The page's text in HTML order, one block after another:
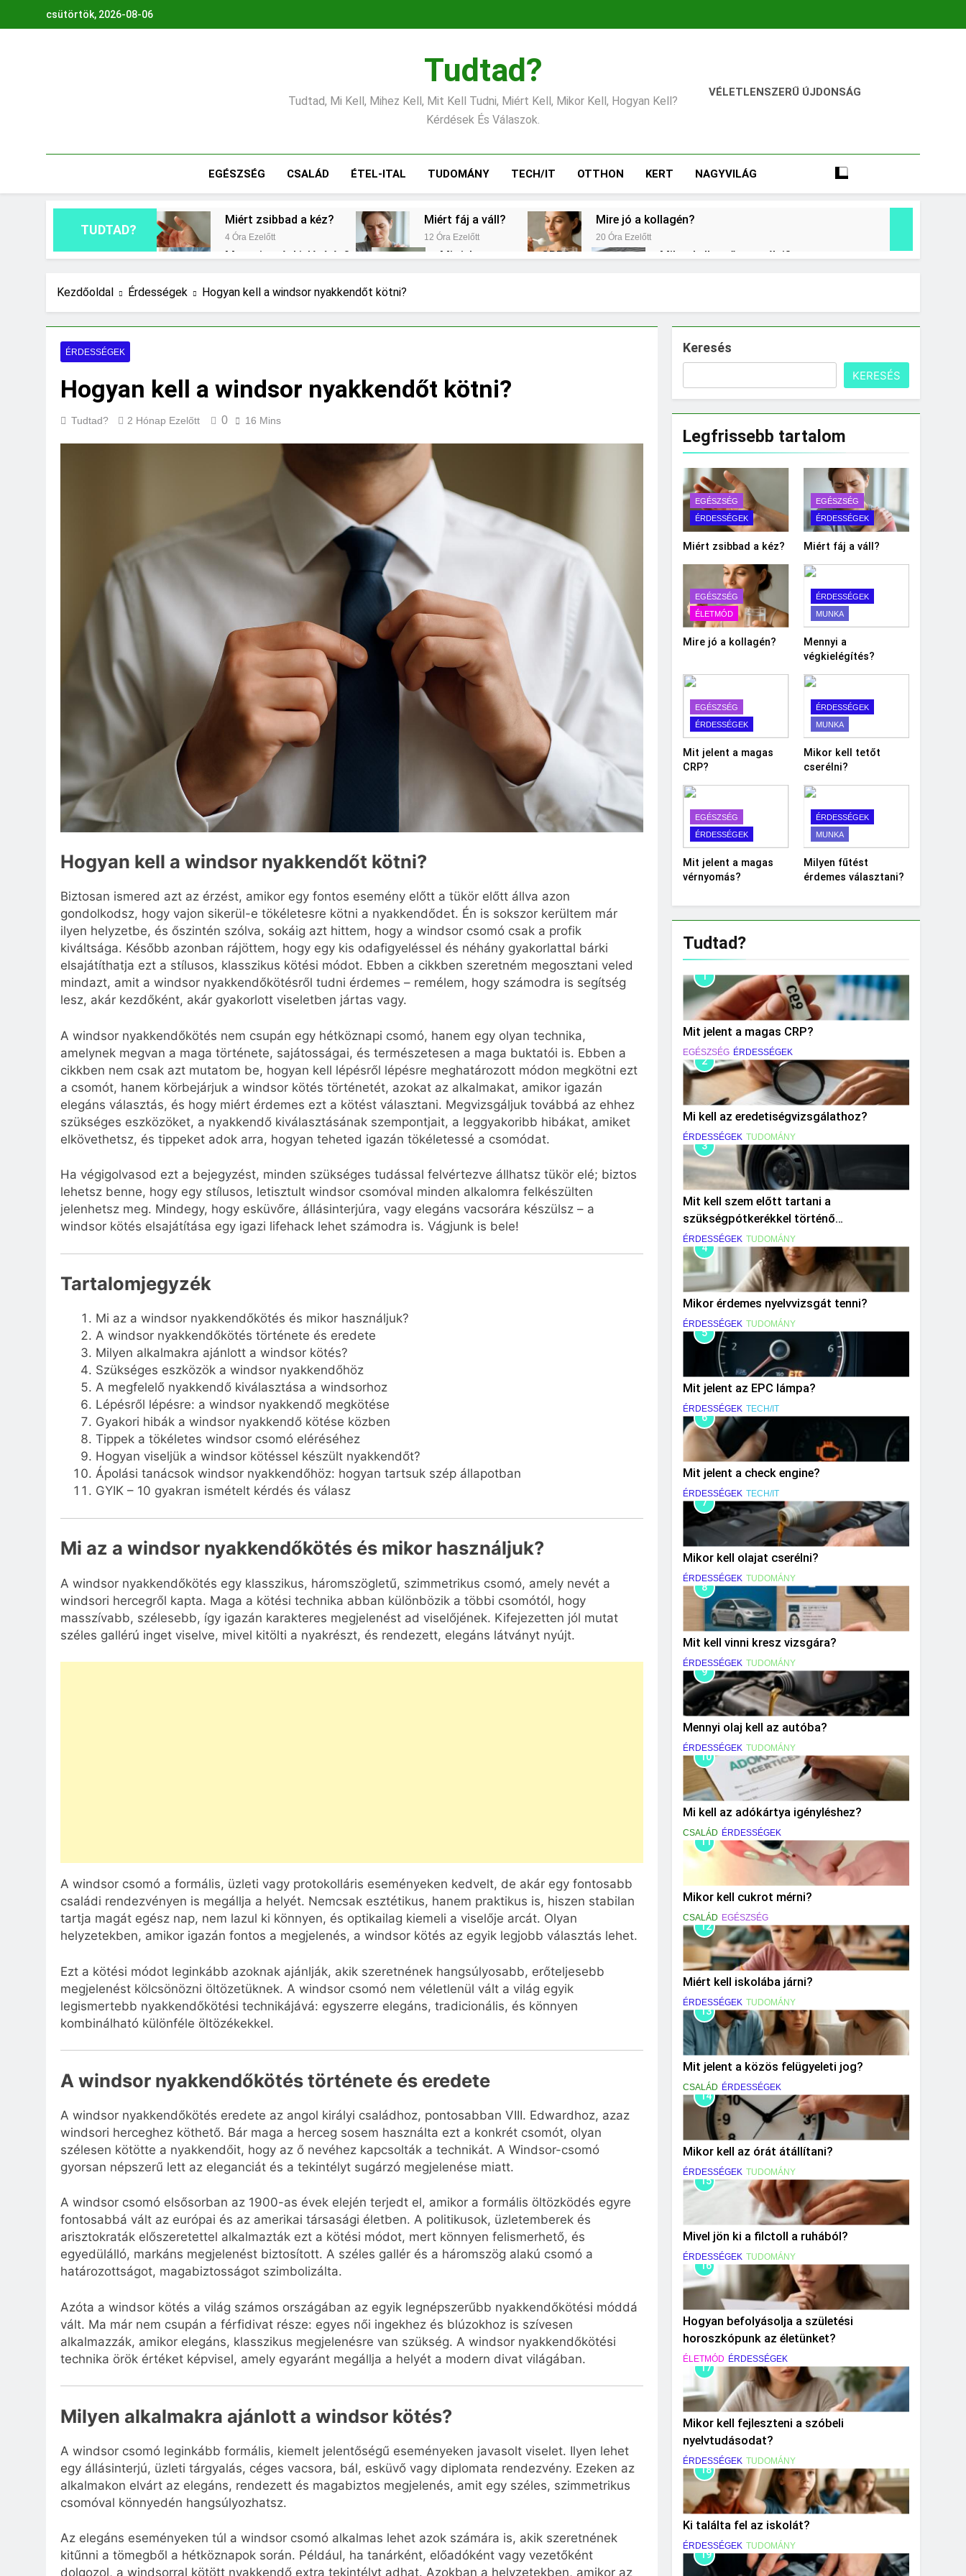
csütörtök, 2026-08-06
Tudtad?
Tudtad, Mi Kell, Mihez Kell, Mit Kell Tudni, Miért Kell, Mikor Kell, Hogyan Kell?
Kérdések És Válaszok.
VÉLETLENSZERŰ ÚJDONSÁG
EGÉSZSÉG CSALÁD ÉTEL-ITAL TUDOMÁNY TECH/IT OTTHON KERT NAGYVILÁG
TUDTAD?
Miért zsibbad a kéz?
4 Óra Ezelőtt
Miért fáj a váll?
12 Óra Ezelőtt
Mire jó a kollagén?
20 Óra Ezelőtt
Mennyi a végkielégítés? Mit jelent a magas CRP? Mikor kell tetőt cserélni?
Mit jelent a magas vérnyomás?
Mi kell az eredetiségvizsgálathoz?
Kezdőoldal Érdességek Hogyan kell a windsor nyakkendőt kötni?
ÉRDESSÉGEK
Hogyan kell a windsor nyakkendőt kötni?
Tudtad? 2 Hónap Ezelőtt 0 16 Mins
Hogyan kell a windsor nyakkendőt kötni?
Biztosan ismered azt az érzést, amikor egy fontos esemény előtt a tükör előtt állva azon
gondolkodsz, hogy vajon sikerül-e tökéletesre kötni a nyakkendődet. Én is sokszor kerültem már
ilyen helyzetbe, és őszintén szólva, sokáig azt hittem, hogy a windsor csomó csak a profik
kiváltsága. Később azonban rájöttem, hogy egy kis odafigyeléssel és néhány gyakorlattal bárki
elsajátíthatja ezt a stílusos, klasszikus kötési módot. Ebben a cikkben szeretném megosztani veled
mindazt, amit a windsor nyakkendőkötésről tudni érdemes – remélem, hogy számodra is segítség
lesz, akár kezdőként, akár gyakorlott viseletben jártas vagy.
A windsor nyakkendőkötés nem csupán egy hétköznapi csomó, hanem egy olyan technika,
amelynek megvan a maga története, sajátosságai, és természetesen a maga buktatói is. Ebben a
cikkben nem csak azt mutatom be, hogyan kell lépésről lépésre meghatározott módon megkötni ezt
a csomót, hanem körbejárjuk a windsor kötés történetét, azokat az alkalmakat, amikor igazán
elegáns választás, és hogy miért érdemes ezt a kötést választani. Megvizsgáljuk továbbá az ehhez
szükséges eszközöket, a nyakkendő kiválasztásának szempontjait, a leggyakoribb hibákat, amiket
elkövethetsz, és tippeket adok arra, hogyan teheted igazán tökéletessé a csomódat.
Ha végigolvasod ezt a bejegyzést, minden szükséges tudással felvértezve állhatsz tükör elé; biztos
lehetsz benne, hogy egy stílusos, letisztult windsor csomóval minden alkalomra felkészülten
jelenhetsz meg. Mindegy, hogy esküvőre, állásinterjúra, vagy elegáns vacsorára készülsz – a
windsor kötés elsajátítása egy igazi lifehack lehet számodra is. Vágjunk is bele!
Tartalomjegyzék
Mi az a windsor nyakkendőkötés és mikor használjuk?
A windsor nyakkendőkötés története és eredete
Milyen alkalmakra ajánlott a windsor kötés?
Szükséges eszközök a windsor nyakkendőhöz
A megfelelő nyakkendő kiválasztása a windsorhoz
Lépésről lépésre: a windsor nyakkendő megkötése
Gyakori hibák a windsor nyakkendő kötése közben
Tippek a tökéletes windsor csomó eléréséhez
Hogyan viseljük a windsor kötéssel készült nyakkendőt?
Ápolási tanácsok windsor nyakkendőhöz: hogyan tartsuk szép állapotban
GYIK – 10 gyakran ismételt kérdés és válasz
Mi az a windsor nyakkendőkötés és mikor használjuk?
A windsor nyakkendőkötés egy klasszikus, háromszögletű, szimmetrikus csomó, amely nevét a
windsori hercegről kapta. Maga a kötési technika abban különbözik a többi csomótól, hogy
masszívabb, szélesebb, így igazán karakteres megjelenést ad viselőjének. Kifejezetten jól mutat
széles gallérú inget viselve, mivel kitölti a nyakrészt, és rendezett, elegáns látványt nyújt.
A windsor csomó a formális, üzleti vagy protokolláris eseményeken kedvelt, de akár egy fontosabb
családi rendezvényen is megállja a helyét. Nemcsak esztétikus, hanem praktikus is, hiszen stabilan
tartja magát egész nap, nem lazul ki könnyen, és optikailag kiemeli a viselője arcát. Olyan
helyzetekben, amikor igazán fontos a megjelenés, a windsor kötés az egyik legjobb választás lehet.
Ezt a kötési módot leginkább azoknak ajánlják, akik szeretnének hangsúlyosabb, erőteljesebb
megjelenést kölcsönözni öltözetüknek. A windsor csomó nem véletlenül vált a világ egyik
legismertebb nyakkendőkötési technikájává: egyszerre elegáns, tradicionális, és könnyen
kombinálható különféle öltözékekkel.
A windsor nyakkendőkötés története és eredete
A windsor nyakkendőkötés eredete az angol királyi családhoz, pontosabban VIII. Edwardhoz, azaz
windsori herceghez köthető. Bár maga a herceg sosem használta ezt a konkrét csomót, olyan
szélesen kötötte a nyakkendőit, hogy az ő nevéhez kapcsolták a technikát. A Windsor-csomó
gyorsan népszerű lett az eleganciát és a tekintélyt sugárzó megjelenése miatt.
A windsor csomó elsősorban az 1900-as évek elején terjedt el, amikor a formális öltözködés egyre
fontosabbá vált az európai és az amerikai társasági életben. A politikusok, üzletemberek és
arisztokraták előszeretettel alkalmazták ezt a kötési módot, mert könnyen felismerhető, és
egyedülálló, markáns megjelenést biztosított. A széles gallér és a háromszög alakú csomó a
határozottságot, magabiztosságot szimbolizálta.
Azóta a windsor kötés a világ számos országában az egyik legnépszerűbb nyakkendőkötési móddá
vált. Ma már nem csupán a férfidivat része: egyes női ingekhez és blúzokhoz is szívesen
alkalmazzák, amikor elegáns, klasszikus megjelenésre van szükség. A windsor nyakkendőkötési
technika örök értéket képvisel, amely egyaránt megállja a helyét a modern divat világában.
Milyen alkalmakra ajánlott a windsor kötés?
A windsor csomó leginkább formális, kiemelt jelentőségű eseményeken javasolt viselet. Ilyen lehet
egy állásinterjú, üzleti tárgyalás, céges vacsora, bál, esküvő vagy diplomata rendezvény. Ezeken az
alkalmakon elvárt az elegáns, rendezett és magabiztos megjelenés, amit egy széles, szimmetrikus
csomóval könnyedén hangsúlyozhatsz.
Az elegáns eseményeken túl a windsor csomó alkalmas lehet azok számára is, akik szeretnének
kitűnni a tömegből a hétköznapok során. Például, ha tanárként, előadóként vagy vezetőként
dolgozol, a windsorral kötött nyakkendő extra tekintélyt adhat. Azokban a helyzetekben, amikor az
Keresés
KERESÉS
Legfrissebb tartalom
EGÉSZSÉG
ÉRDESSÉGEK
Miért zsibbad a kéz?
EGÉSZSÉG
ÉRDESSÉGEK
Miért fáj a váll?
EGÉSZSÉG
ÉLETMÓD
Mire jó a kollagén?
ÉRDESSÉGEK
MUNKA
Mennyi a
végkielégítés?
EGÉSZSÉG
ÉRDESSÉGEK
Mit jelent a magas
CRP?
ÉRDESSÉGEK
MUNKA
Mikor kell tetőt
cserélni?
EGÉSZSÉG
ÉRDESSÉGEK
Mit jelent a magas
vérnyomás?
ÉRDESSÉGEK
MUNKA
Milyen fűtést
érdemes választani?
Tudtad?
1
Mit jelent a magas CRP?
EGÉSZSÉG ÉRDESSÉGEK
2
Mi kell az eredetiségvizsgálathoz?
ÉRDESSÉGEK TUDOMÁNY
3
Mit kell szem előtt tartani a
szükségpótkerékkel történő
közlekedéskor?
ÉRDESSÉGEK TUDOMÁNY
4
Mikor érdemes nyelvvizsgát tenni?
ÉRDESSÉGEK TUDOMÁNY
5
Mit jelent az EPC lámpa?
ÉRDESSÉGEK TECH/IT
6
Mit jelent a check engine?
ÉRDESSÉGEK TECH/IT
7
Mikor kell olajat cserélni?
ÉRDESSÉGEK TUDOMÁNY
8
Mit kell vinni kresz vizsgára?
ÉRDESSÉGEK TUDOMÁNY
9
Mennyi olaj kell az autóba?
ÉRDESSÉGEK TUDOMÁNY
10
Mi kell az adókártya igényléshez?
CSALÁD ÉRDESSÉGEK
11
Mikor kell cukrot mérni?
CSALÁD EGÉSZSÉG
12
Miért kell iskolába járni?
ÉRDESSÉGEK TUDOMÁNY
13
Mit jelent a közös felügyeleti jog?
CSALÁD ÉRDESSÉGEK
14
Mikor kell az órát átállítani?
ÉRDESSÉGEK TUDOMÁNY
15
Mivel jön ki a filctoll a ruhából?
ÉRDESSÉGEK TUDOMÁNY
16
Hogyan befolyásolja a születési
horoszkópunk az életünket?
ÉLETMÓD ÉRDESSÉGEK
17
Mikor kell fejleszteni a szóbeli
nyelvtudásodat?
ÉRDESSÉGEK TUDOMÁNY
18
Ki találta fel az iskolát?
ÉRDESSÉGEK TUDOMÁNY
19